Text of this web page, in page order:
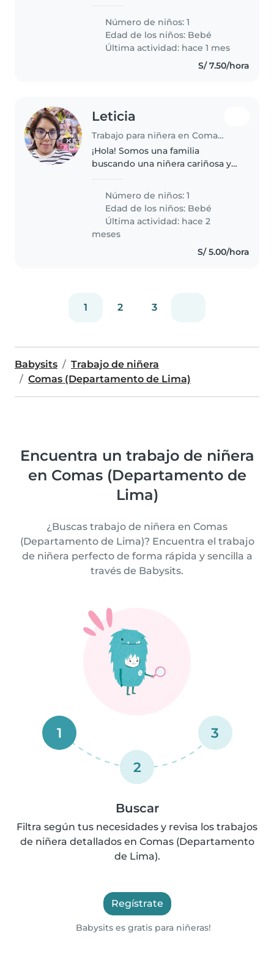
de 6 meses. Necesitamos una
canguro que se sienta cómoda
con una gatito y con algunas
tareas..
Número de niños: 1
Edad de los niños: Bebé
Última actividad: hace 1 mes
S/ 7.50/hora
Leticia
Trabajo para niñera en Comas (Departamento de Lima)
¡Hola! Somos una familia
buscando una niñera cariñosa y
Nuestro pequeño es muy
amigable y curioso, siempre
lleno de energía. Buscamos a
alguien cómodo/a..
Número de niños: 1
Edad de los niños: Bebé
Última actividad: hace 2
meses
S/ 5.00/hora
1 2 3
Babysits
Trabajo de niñera
Comas (Departamento de Lima)
Encuentra un trabajo de niñera
en Comas (Departamento de
Lima)
¿Buscas trabajo de niñera en Comas
(Departamento de Lima)? Encuentra el trabajo
de niñera perfecto de forma rápida y sencilla a
través de Babysits.
1
2
3
Buscar
Filtra según tus necesidades y revisa los trabajos
de niñera detallados en Comas (Departamento
de Lima).
Regístrate
Babysits es gratis para niñeras!